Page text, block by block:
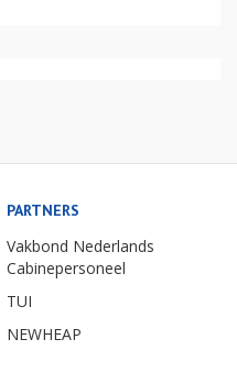
PARTNERS
Vakbond Nederlands
Cabinepersoneel
TUI
NEWHEAP